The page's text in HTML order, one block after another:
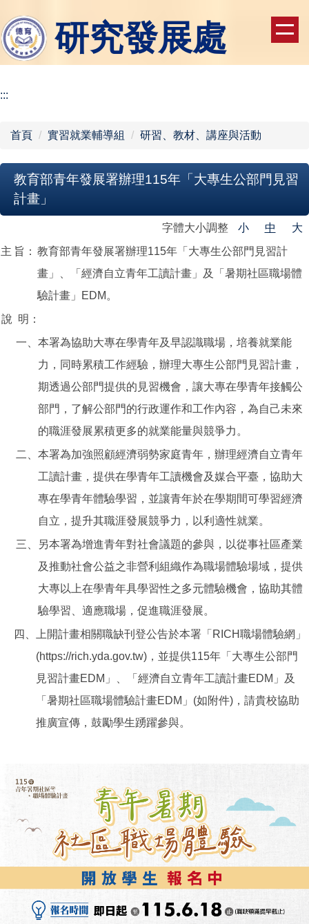
到
主
要
容
研究發展處
:::
首頁 實習就業輔導組 研習、教材、講座與活動
教育部青年發展署辦理115年「大專生公部門見習
計畫」
字體大小調整 小 中
大
主 旨： 教育部青年發展署辦理115年「大專生公部門見習計
畫」、「經濟自立青年工讀計畫」及「暑期社區職場體
驗計畫」EDM。
說 明：
一、 本署為協助大專在學青年及早認識職場，培養就業能
力，同時累積工作經驗，辦理大專生公部門見習計畫，
期透過公部門提供的見習機會，讓大專在學青年接觸公
部門，了解公部門的行政運作和工作內容，為自己未來
的職涯發展累積更多的就業能量與競爭力。
二、 本署為加強照顧經濟弱勢家庭青年，辦理經濟自立青年
工讀計畫，提供在學青年工讀機會及媒合平臺，協助大
專在學青年體驗學習，並讓青年於在學期間可學習經濟
自立，提升其職涯發展競爭力，以利適性就業。
三、
另本署為增進青年對社會議題的參與，以從事社區產業
及推動社會公益之非營利組織作為職場體驗場域，提供
大專以上在學青年具學習性之多元體驗機會，協助其體
驗學習、適應職場，促進職涯發展。
四、
上開計畫相關職缺刊登公告於本署「RICH職場體驗網」
(https://rich.yda.gov.tw)，並提供115年「大專生公部門
見習計畫EDM」、「經濟自立青年工讀計畫EDM」及
「暑期社區職場體驗計畫EDM」(如附件)，請貴校協助
推廣宣傳，鼓勵學生踴躍參與。